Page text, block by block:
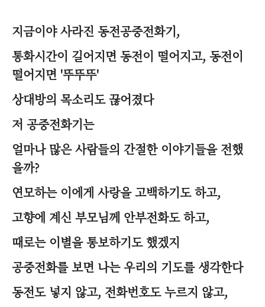
지금이야 사라진 동전공중전화기,
통화시간이 길어지면 동전이 떨어지고, 동전이
떨어지면 '뚜뚜뚜'
상대방의 목소리도 끊어졌다
저 공중전화기는
얼마나 많은 사람들의 간절한 이야기들을 전했
을까?
연모하는 이에게 사랑을 고백하기도 하고,
고향에 계신 부모님께 안부전화도 하고,
때로는 이별을 통보하기도 했겠지
공중전화를 보면 나는 우리의 기도를 생각한다
동전도 넣지 않고, 전화번호도 누르지 않고,